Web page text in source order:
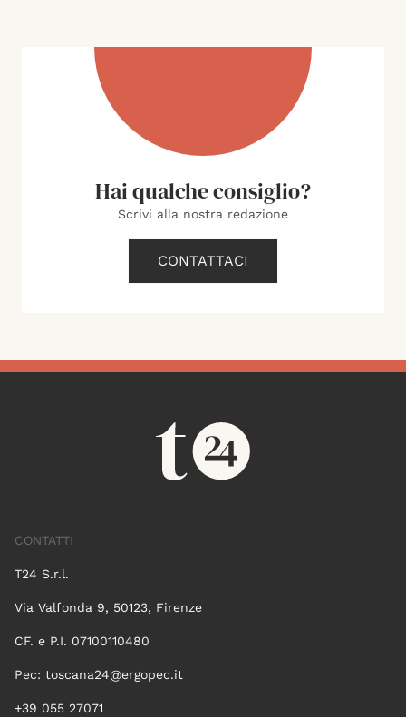
Hai qualche consiglio?
Scrivi alla nostra redazione
CONTATTACI
CONTATTI
T24 S.r.l.
Via Valfonda 9, 50123, Firenze
CF. e P.I. 07100110480
Pec: toscana24@ergopec.it
+39 055 27071